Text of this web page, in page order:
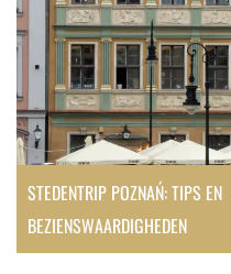
STEDENTRIP POZNAŃ: TIPS EN
BEZIENSWAARDIGHEDEN